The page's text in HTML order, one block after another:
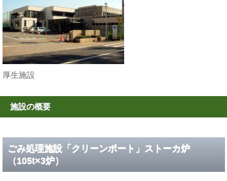
厚生施設
施設の概要
ごみ処理施設「クリーンポート」ストーカ炉
（105t×3炉）